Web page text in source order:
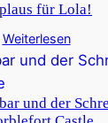
für Lola!
Weiterlesen
und der